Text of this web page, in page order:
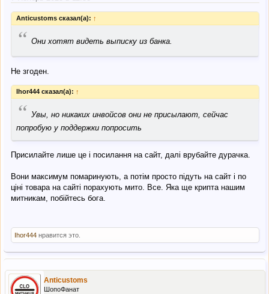
Anticustoms сказал(а): ↑
“ Они хотят видеть выписку из банка.
Не згоден.
Ihor444 сказал(а): ↑
“ Увы, но никаких инвойсов они не присылают, сейчас
попробую у поддержки попросить
Присилайте лише це і посилання на сайт, далі врубайте дурачка.
Вони максимум помаринують, а потім просто підуть на сайт і по
ціні товара на сайті порахують мито. Все. Яка ще крипта нашим
митникам, побійтесь бога.
Ihor444 нравится это.
Anticustoms
ШопоФанат